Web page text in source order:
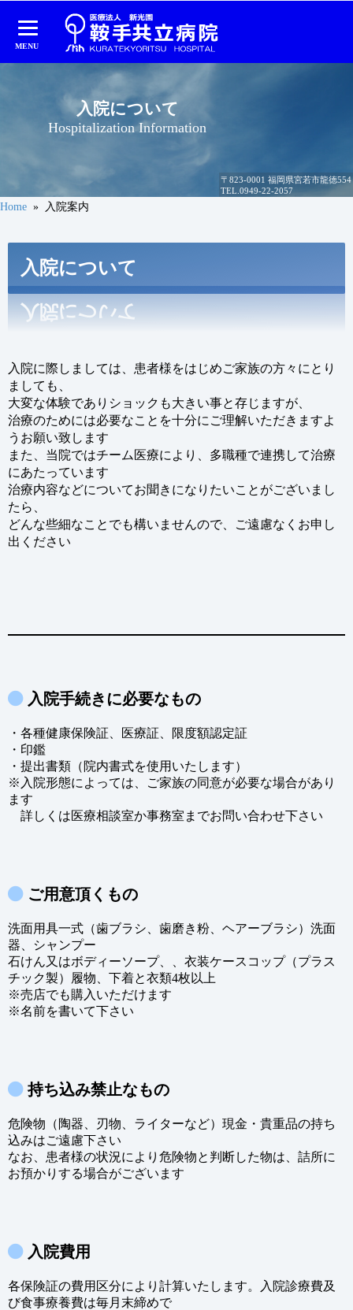
入院について
Hospitalization Information
〒823-0001 福岡県宮若市龍徳554
TEL. 0949-22-2057
MENU
Home » 入院案内
入院について
入院に際しましては、患者様をはじめご家族の方々にとり
ましても、
大変な体験でありショックも大きい事と存じますが、
治療のためには必要なことを十分にご理解いただきますよ
うお願い致します
また、当院ではチーム医療により、多職種で連携して治療
にあたっています
治療内容などについてお聞きになりたいことがございまし
たら、
どんな些細なことでも構いませんので、ご遠慮なくお申し
出ください
入院手続きに必要なもの
・各種健康保険証、医療証、限度額認定証
・印鑑
・提出書類（院内書式を使用いたします）
※入院形態によっては、ご家族の同意が必要な場合があり
ます
詳しくは医療相談室か事務室までお問い合わせ下さい
ご用意頂くもの
洗面用具一式（歯ブラシ、歯磨き粉、ヘアーブラシ）洗面
器、シャンプー
石けん又はボディーソープ、、衣装ケースコップ（プラス
チック製）履物、下着と衣類4枚以上
※売店でも購入いただけます
※名前を書いて下さい
持ち込み禁止なもの
危険物（陶器、刃物、ライターなど）現金・貴重品の持ち
込みはご遠慮下さい
なお、患者様の状況により危険物と判断した物は、詰所に
お預かりする場合がございます
入院費用
各保険証の費用区分により計算いたします。入院診療費及
び食事療養費は毎月末締めで